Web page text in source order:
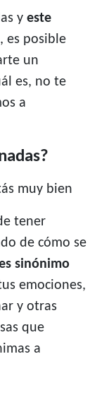
y este
, es posible
un
es, no te
a
muy bien
tener
de cómo se
sinónimo
emociones,
y otras
que
a